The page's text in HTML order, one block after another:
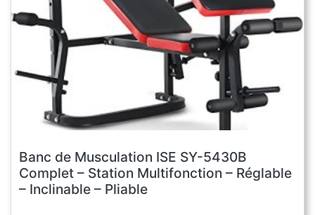
Banc de Musculation ISE SY-5430B
Complet – Station Multifonction – Réglable
– Inclinable – Pliable